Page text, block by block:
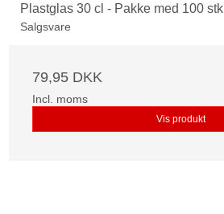
Plastglas 30 cl - Pakke med 100 stk
Salgsvare
79,95 DKK
Incl. moms
Vis produkt